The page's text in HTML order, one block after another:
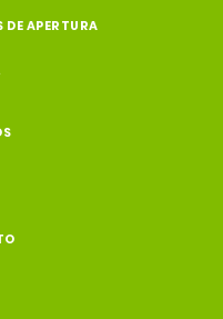
DE APERTURA